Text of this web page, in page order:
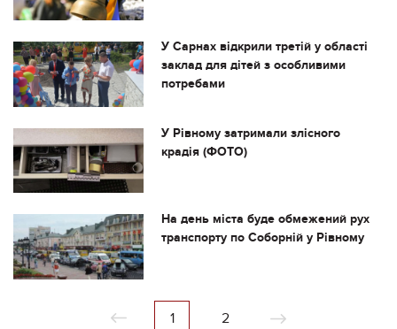
У Сарнах відкрили третій у області
заклад для дітей з особливими
потребами
У Рівному затримали злісного
крадія (ФОТО)
На день міста буде обмежений рух
транспорту по Соборній у Рівному
1 2